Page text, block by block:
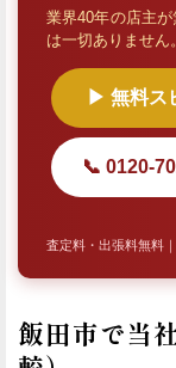
業界40年の店主
は一切ありません。
▶ 無料ス
📞 0120-
査定料・出張料無料
飯田市で当